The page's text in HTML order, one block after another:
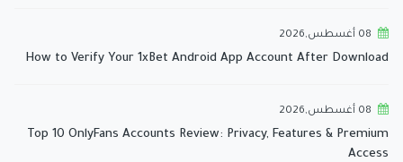
08 أغسطس,2026
How to Verify Your 1xBet Android App Account After Download
08 أغسطس,2026
Top 10 OnlyFans Accounts Review: Privacy, Features & Premium
Access